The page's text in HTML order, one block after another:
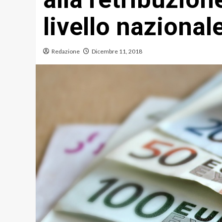
livello
Redazione Dicembre 11, 2018